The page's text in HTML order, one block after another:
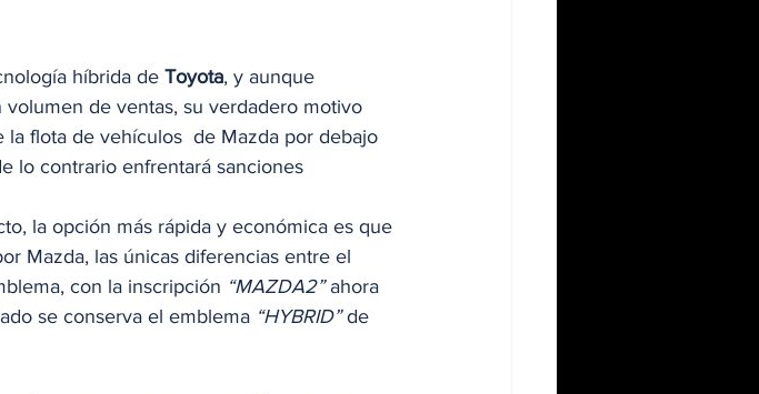
híbrida de Toyota, y aunque
volumen de ventas, su verdadero motivo
flota de vehículos  de Mazda por debajo
lo contrario enfrentará sanciones
la opción más rápida y económica es que
Mazda, las únicas diferencias entre el
con la inscripción “MAZDA2” ahora
se conserva el emblema “HYBRID” de